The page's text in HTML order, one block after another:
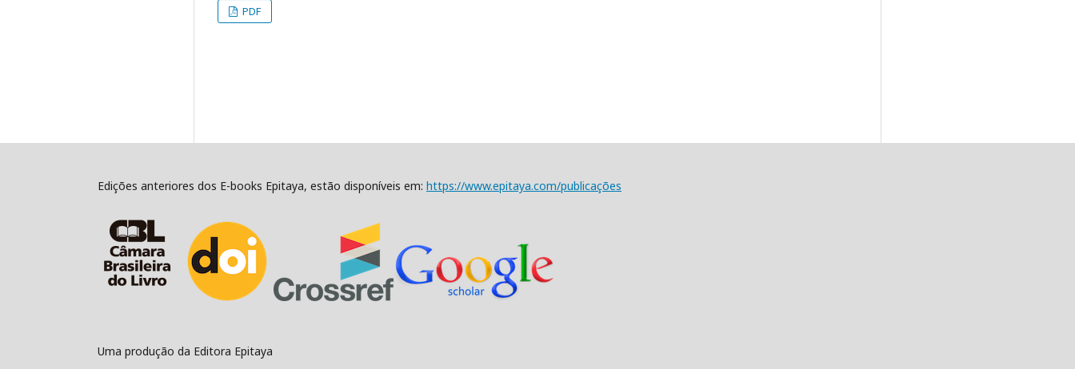
PDF
Edições anteriores dos E-books Epitaya, estão disponíveis em: https://www.epitaya.com/publicações
Uma produção da Editora Epitaya